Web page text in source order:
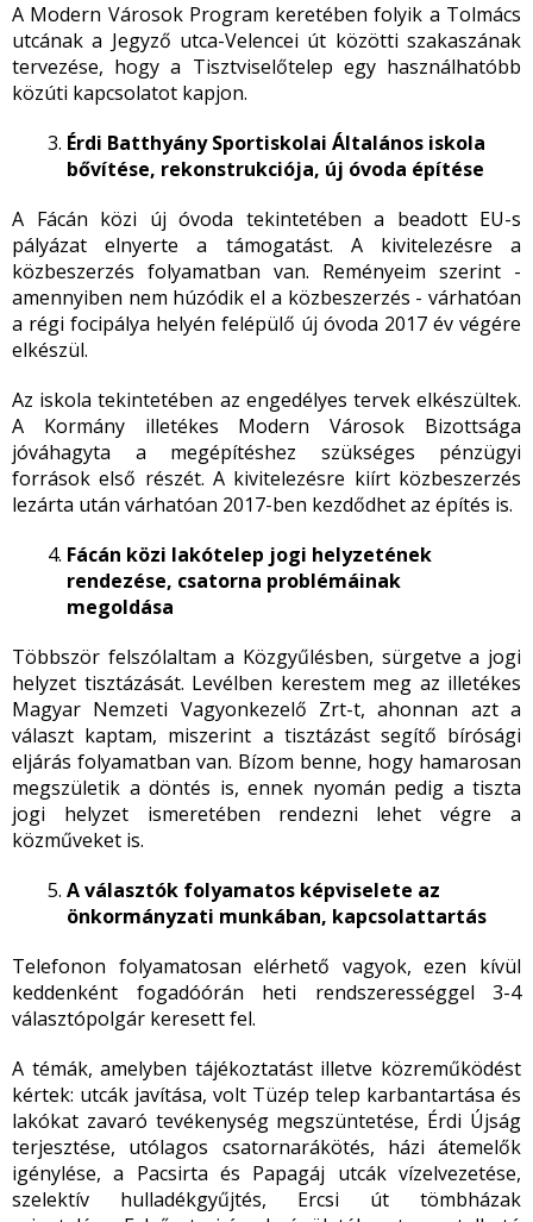
A Modern Városok Program keretében folyik a Tolmács
utcának a Jegyző utca-Velencei út közötti szakaszának
tervezése, hogy a Tisztviselőtelep egy használhatóbb
közúti kapcsolatot kapjon.
Érdi Batthyány Sportiskolai Általános iskola
bővítése, rekonstrukciója, új óvoda építése
A Fácán közi új óvoda tekintetében a beadott EU-s
pályázat elnyerte a támogatást. A kivitelezésre a
közbeszerzés folyamatban van. Reményeim szerint -
amennyiben nem húzódik el a közbeszerzés - várhatóan
a régi focipálya helyén felépülő új óvoda 2017 év végére
elkészül.
Az iskola tekintetében az engedélyes tervek elkészültek.
A Kormány illetékes Modern Városok Bizottsága
jóváhagyta a megépítéshez szükséges pénzügyi
források első részét. A kivitelezésre kiírt közbeszerzés
lezárta után várhatóan 2017-ben kezdődhet az építés is.
Fácán közi lakótelep jogi helyzetének
rendezése, csatorna problémáinak
megoldása
Többször felszólaltam a Közgyűlésben, sürgetve a jogi
helyzet tisztázását. Levélben kerestem meg az illetékes
Magyar Nemzeti Vagyonkezelő Zrt-t, ahonnan azt a
választ kaptam, miszerint a tisztázást segítő bírósági
eljárás folyamatban van. Bízom benne, hogy hamarosan
megszületik a döntés is, ennek nyomán pedig a tiszta
jogi helyzet ismeretében rendezni lehet végre a
közműveket is.
A választók folyamatos képviselete az
önkormányzati munkában, kapcsolattartás
Telefonon folyamatosan elérhető vagyok, ezen kívül
keddenként fogadóórán heti rendszerességgel 3-4
választópolgár keresett fel.
A témák, amelyben tájékoztatást illetve közreműködést
kértek: utcák javítása, volt Tüzép telep karbantartása és
lakókat zavaró tevékenység megszüntetése, Érdi Újság
terjesztése, utólagos csatornarákötés, házi átemelők
igénylése, a Pacsirta és Papagáj utcák vízelvezetése,
szelektív hulladékgyűjtés, Ercsi út tömbházak